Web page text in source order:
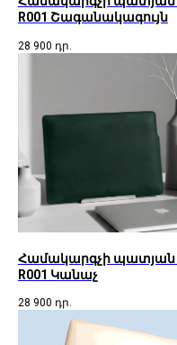
R001 Շագանակագույն
28 900 դր.
Համակարգչի պատյան |
R001 Կանաչ
28 900 դր.